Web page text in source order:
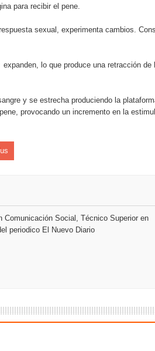
en la segunda edición del
nuevo álbum, renovación de su
Foro del Ahorro y la Inversión
para recibir el pene.
sexual, experimenta cambios.
lo que produce una retracción de
y se estrecha produciendo la
provocando un incremento en la
Comunicación Social, Técnico Superior en
periodico El Nuevo Diario